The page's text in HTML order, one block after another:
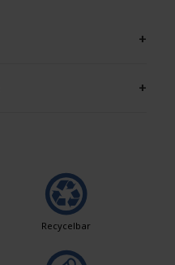
+
+
Recycelbar